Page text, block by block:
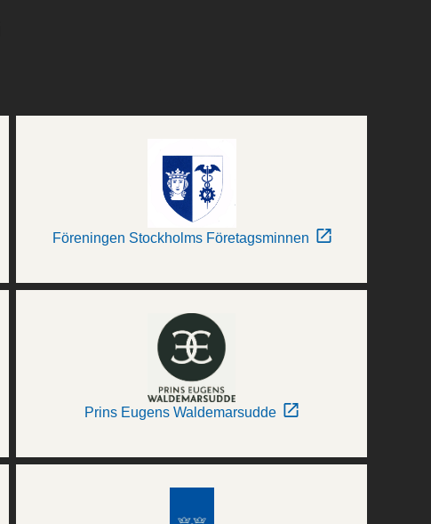
Föreningen Stockholms Företagsminnen
Prins Eugens Waldemarsudde